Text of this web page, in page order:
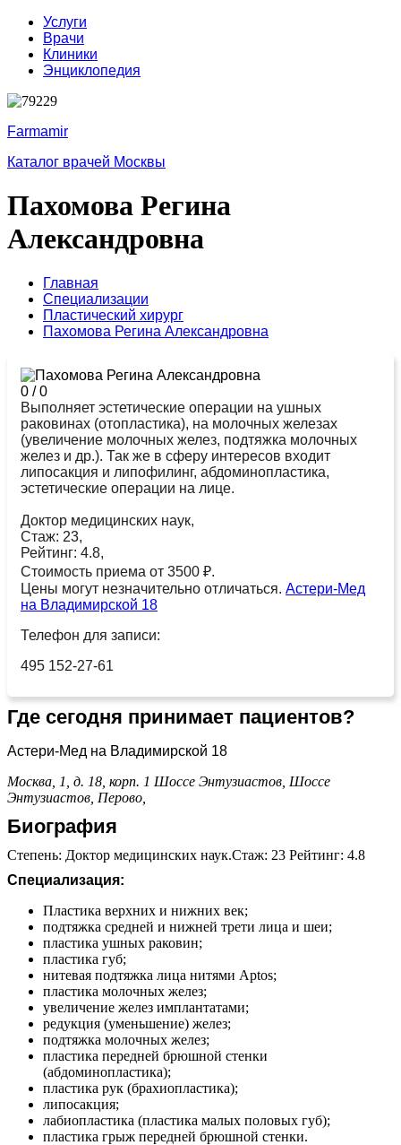
Услуги
Врачи
Клиники
Энциклопедия
Farmamir
Каталог врачей Москвы
Пахомова Регина
Александровна
Главная
Специализации
Пластический хирург
Пахомова Регина Александровна
0 /0
Выполняет эстетические операции на ушных
раковинах (отопластика), на молочных железах
(увеличение молочных желез, подтяжка молочных
желез и др.). Так же в сферу интересов входит
липосакция и липофилинг, абдоминопластика,
эстетические операции на лице.
Доктор медицинских наук,
Стаж: 23,
Рейтинг: 4.8,
Стоимость приема от 3500 ₽.
Цены могут незначительно отличаться. Астери-Мед
на Владимирской 18
Телефон для записи:
495 152-27-61
Где сегодня принимает пациентов?
Астери-Мед на Владимирской 18
Москва, 1, д. 18, корп. 1 Шоссе Энтузиастов, Шоссе
Энтузиастов, Перово,
Биография
Степень: Доктор медицинских наук.Стаж: 23 Рейтинг: 4.8
Специализация:
Пластика верхних и нижних век;
подтяжка средней и нижней трети лица и шеи;
пластика ушных раковин;
пластика губ;
нитевая подтяжка лица нитями Aptos;
пластика молочных желез;
увеличение желез имплантатами;
редукция (уменьшение) желез;
подтяжка молочных желез;
пластика передней брюшной стенки
(абдоминопластика);
пластика рук (брахиопластика);
липосакция;
лабиопластика (пластика малых половых губ);
пластика грыж передней брюшной стенки.